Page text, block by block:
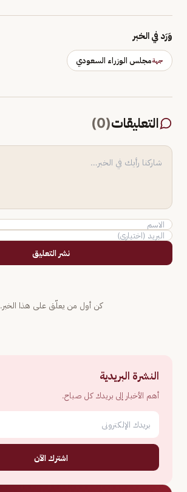
وَرَد في الخبر
جهةمجلس الوزراء السعودي
التعليقات(
0
)
نشر التعليق
كن أول من يعلّق على هذا الخبر.
النشرة البريدية
أهم الأخبار إلى بريدك كل صباح.
اشترك الآن